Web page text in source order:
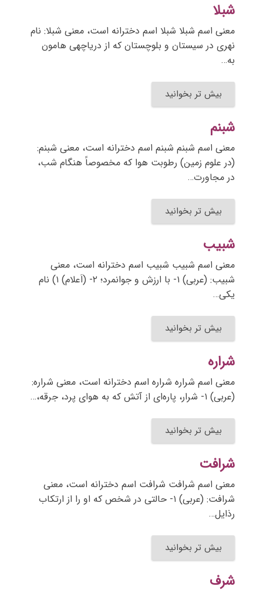
شبلا
معنی اسم شبلا شبلا اسم دخترانه است، معنی شبلا: نام
نهری در سیستان و بلوچستان که از دریاچهی هامون
به…
بیش تر بخوانید
شبنم
معنی اسم شبنم شبنم اسم دخترانه است، معنی شبنم:
(در علوم زمین) رطوبت هوا که مخصوصاً هنگام شب،
در مجاورت…
بیش تر بخوانید
شبیب
معنی اسم شبیب شبیب اسم دخترانه است، معنی
شبیب: (عربی) ۱- با ارزش و جوانمرد؛ ۲- (اَعلام) ۱) نام
یکی…
بیش تر بخوانید
شراره
معنی اسم شراره شراره اسم دخترانه است، معنی شراره:
(عربی) ۱- شرار، پاره‌ای از آتش که به هوای پرد، جرقه،…
بیش تر بخوانید
شرافت
معنی اسم شرافت شرافت اسم دخترانه است، معنی
شرافت: (عربی) ۱- حالتی در شخص که او را از ارتکاب
رذایل…
بیش تر بخوانید
شرف